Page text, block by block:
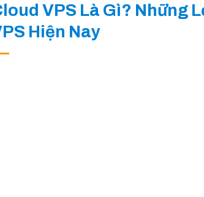
VPS Là Gì? Những
Hiện Nay